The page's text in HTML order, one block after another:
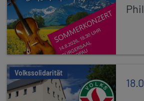
Volkssolidarität